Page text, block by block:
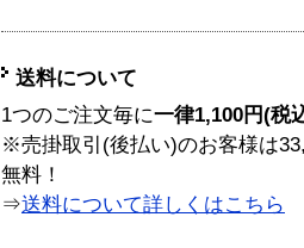
送料について
1つのご注文毎に一律1,100円(税
※売掛取引(後払い)のお客様は
無料！
⇒送料について詳しくはこちら